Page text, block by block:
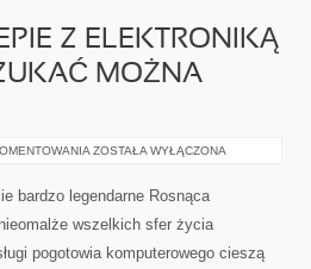
Z ELEKTRONIKĄ
MOŻNA
W
SKLEPIE
Z
ORAZ
ODSZUKAĆ
ZOSTAŁA WYŁĄCZONA
bardzo legendarne Rosnąca
wszelkich sfer życia
pogotowia komputerowego cieszą